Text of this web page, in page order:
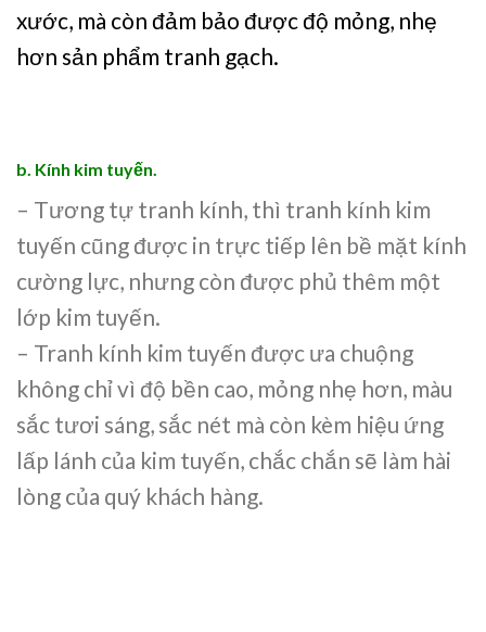
xước, mà còn đảm bảo được độ mỏng, nhẹ
hơn sản phẩm tranh gạch.
b. Kính kim tuyến.
– Tương tự tranh kính, thì tranh kính kim
tuyến cũng được in trực tiếp lên bề mặt kính
cường lực, nhưng còn được phủ thêm một
lớp kim tuyến.
– Tranh kính kim tuyến được ưa chuộng
không chỉ vì độ bền cao, mỏng nhẹ hơn, màu
sắc tươi sáng, sắc nét mà còn kèm hiệu ứng
lấp lánh của kim tuyến, chắc chắn sẽ làm hài
lòng của quý khách hàng.